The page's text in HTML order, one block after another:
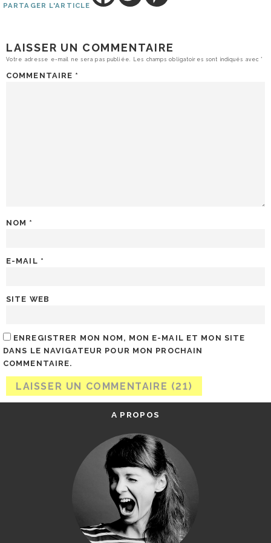
PARTAGER L'ARTICLE
LAISSER UN COMMENTAIRE
Votre adresse e-mail ne sera pas publiée. Les champs obligatoires sont indiqués avec*
COMMENTAIRE *
NOM *
E-MAIL *
SITE WEB
ENREGISTRER MON NOM, MON E-MAIL ET MON SITE
DANS LE NAVIGATEUR POUR MON PROCHAIN
COMMENTAIRE.
A PROPOS